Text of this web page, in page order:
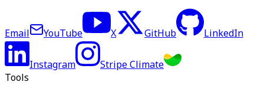
Email YouTube X GitHub LinkedIn
Instagram
Stripe Climate
Tools